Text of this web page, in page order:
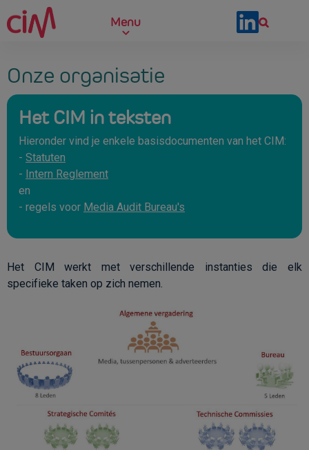
Skip to main content
Menu
Onze organisatie
Het CIM werkt met verschillende instanties die elk
specifieke taken op zich nemen.
Het CIM in teksten
Hieronder vind je enkele basisdocumenten van het CIM:
- Statuten
- Intern Reglement
en
- regels voor Media Audit Bureau's